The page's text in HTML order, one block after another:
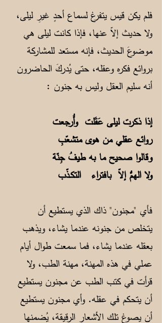
فلم يكن قيس يتفرغ لسماع أحدٍ غيرِ ليلى،
ولا حديث إلاّ عنها، فإذا كانت ليلى هي
موضوعَ الحديث، فإنه مستعد للمشاركة
بروائع فكره وعقله، حتى يُدركَ الحاضرون
أنه سليم العقل وليس به جنون :
إذا ذكرت ليلى عَقَلت وأُرجعت
روائع عقلي من هوى متشعّبِ
وقالوا صحيح ما به طيفُ جِنّة
ولا الهمُّ إلاّ بافتراء التكـذّب
فأي "مجنون" ذاك الذي يستطيع أن
يتخلص من جنونه عندما يشاء، ويذهب
بعقله عندما يشاء، فما سمعت طوال أيام
عملي في هذه المهنة، مهنة الطب، ولا
قرأت في كتب الطب عن مجنون يستطيع
أن يتحكم في عقله. وأي مجنون يستطيع
أن يصوغ تلك الأشعار الرقيقة، يُضمنها